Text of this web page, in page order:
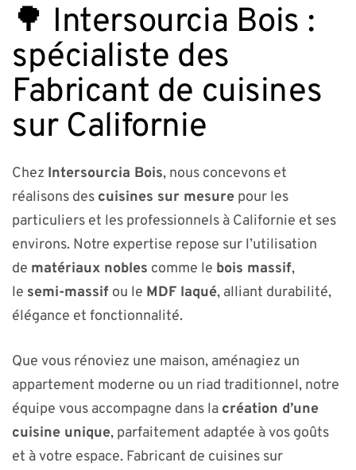
🌳 Intersourcia Bois :
spécialiste des
Fabricant de cuisines
sur Californie
Chez Intersourcia Bois, nous concevons et
réalisons des cuisines sur mesure pour les
particuliers et les professionnels à Californie et ses
environs. Notre expertise repose sur l’utilisation
de matériaux nobles comme le bois massif,
le semi-massif ou le MDF laqué, alliant durabilité,
élégance et fonctionnalité.
Que vous rénoviez une maison, aménagiez un
appartement moderne ou un riad traditionnel, notre
équipe vous accompagne dans la création d’une
cuisine unique, parfaitement adaptée à vos goûts
et à votre espace. Fabricant de cuisines sur